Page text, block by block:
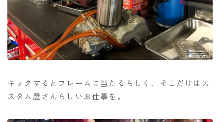
キックするとフレームに当たるらしく、そこだけはカ
スタム屋さんらしいお仕事を。